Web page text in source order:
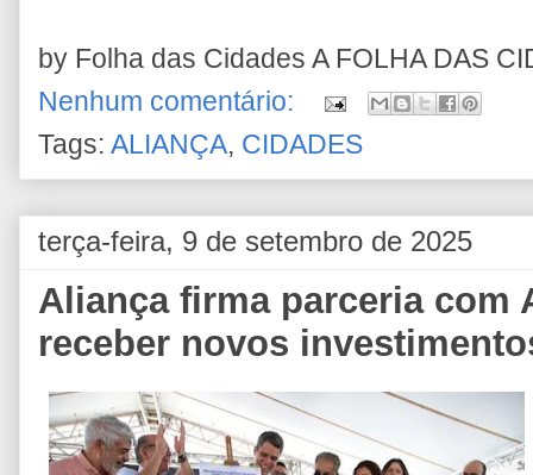
by Folha das Cidades A FOLHA DAS
Nenhum comentário:
Tags: ALIANÇA, CIDADES
terça-feira, 9 de setembro de 2025
Aliança firma parceria com
receber novos